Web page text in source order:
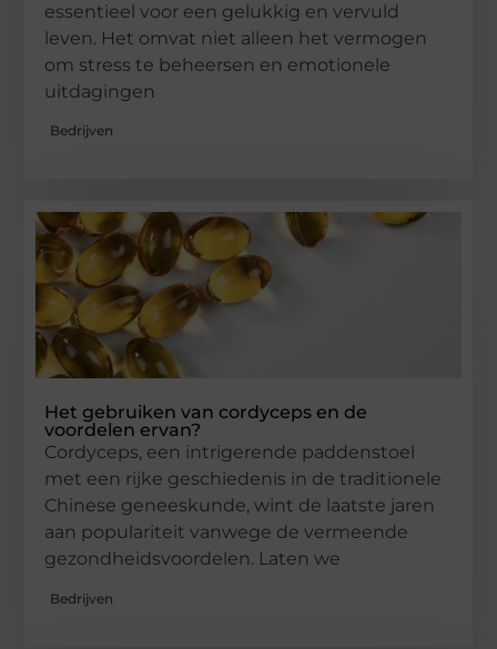
essentieel voor een gelukkig en vervuld
leven. Het omvat niet alleen het vermogen
om stress te beheersen en emotionele
uitdagingen
Bedrijven
Het gebruiken van cordyceps en de
voordelen ervan?
Cordyceps, een intrigerende paddenstoel
met een rijke geschiedenis in de traditionele
Chinese geneeskunde, wint de laatste jaren
aan populariteit vanwege de vermeende
gezondheidsvoordelen. Laten we
Bedrijven